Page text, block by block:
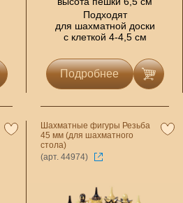
Подходят
для шахматной доски
с клеткой 4-4,5 см
Подробнее
Шахматные фигуры Резьба
45 мм (для шахматного
стола)
(арт. 44974)